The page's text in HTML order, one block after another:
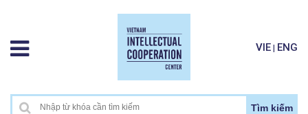
Tìm kiếm
VIE| ENG